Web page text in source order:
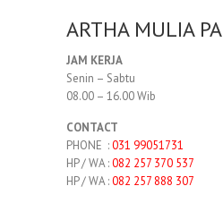
ARTHA MULIA
JAM KERJA
Senin – Sabtu
08.00 – 16.00 Wib
CONTACT
PHONE :031 99051731
HP / WA :082 257 370 537
HP / WA :082 257 888 307